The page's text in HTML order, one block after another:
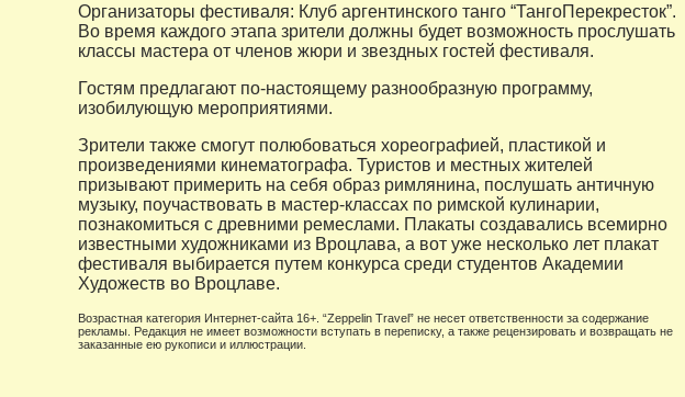
Организаторы фестиваля: Клуб аргентинского танго “ТангоПерекресток”.
Во время каждого этапа зрители должны будет возможность прослушать
классы мастера от членов жюри и звездных гостей фестиваля.
Гостям предлагают по-настоящему разнообразную программу,
изобилующую мероприятиями.
Зрители также смогут полюбоваться хореографией, пластикой и
произведениями кинематографа. Туристов и местных жителей
призывают примерить на себя образ римлянина, послушать античную
музыку, поучаствовать в мастер-классах по римской кулинарии,
познакомиться с древними ремеслами. Плакаты создавались всемирно
известными художниками из Вроцлава, а вот уже несколько лет плакат
фестиваля выбирается путем конкурса среди студентов Академии
Художеств во Вроцлаве.
Возрастная категория Интернет-сайта 16+. “Zeppelin Travel” не несет ответственности за содержание
рекламы. Редакция не имеет возможности вступать в переписку, а также рецензировать и возвращать не
заказанные ею рукописи и иллюстрации.